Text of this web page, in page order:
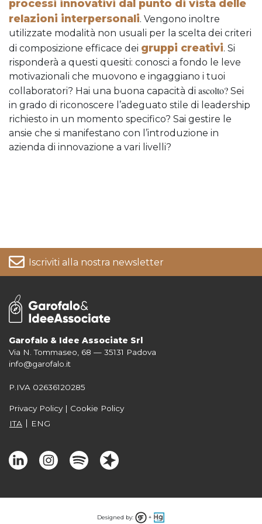
processi innovativi dal punto di vista delle
relazioni interpersonali. Vengono inoltre
utilizzate modalità non usuali per la scelta dei criteri
di composizione efficace dei gruppi creativi. Si
risponderà a questi quesiti: conosci a fondo le leve
motivazionali che muovono e ingaggiano i tuoi
collaboratori? Hai una buona capacità di ascolto? Sei
in grado di riconoscere l’adeguato stile di leadership
richiesto in un momento specifico? Sai gestire le
ansie che si manifestano con l’introduzione in
azienda di innovazione a vari livelli?
Iscriviti alla nostra newsletter
Per informazioni su come vengono trattati i tuoi dati consulta la nostra
Privacy Policy
Garofalo & Idee Associate Srl
Via N. Tommaseo, 68 — 35131 Padova
info@garofalo.it
P.IVA 02636120285
Privacy Policy | Cookie Policy
ITA
ENG
Designed by: +